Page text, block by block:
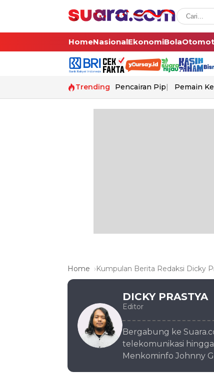
HomeNasionalEkonomiBola
Trending Pencairan Pip Pemain
Home Kumpulan Berita Redaksi Dicky
DICKY PRASTYA
Editor
Bergabung ke
telekomunikasi
Menkominfo Johnny